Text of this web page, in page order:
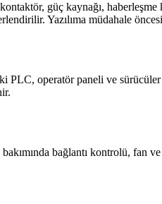
güç kaynağı,
Yazılıma müdahale
PLC, operatör paneli ve
bakımında bağlantı kontrolü,